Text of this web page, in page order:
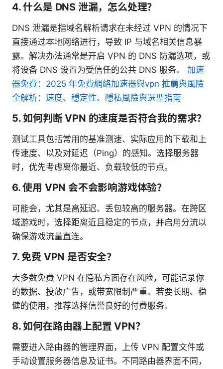
4. 什么是 DNS 泄漏，怎么处理？
DNS 泄漏是指域名解析请求在未经过 VPN 的情况下
直接通过本地网络进行，导致 IP 与域名相关信息暴
露。解决办法通常是开启 VPN 的 DNS 防漏选项，或
将设备 DNS 设置为受信任的公共 DNS 服务。 加速
器免費：2025 年免費網絡加速器與vpn 推薦與風險
全解析：速度、穩定性、隱私風險與選型指南
5. 如何判断 VPN 的速度是否符合我的需求？
测试工具包括常用的基准测速、实际应用的下载和上
传速度、以及对延迟（Ping）的感知。选择服务器
时，优先考虑离你最近、负载较低的节点。
6. 使用 VPN 会不会影响游戏体验？
可能会，尤其是高延迟、丢包较高的服务器。在跨区
域游戏时，选择距离近且稳定的节点，并启用分流以
确保游戏流量直连。
7. 免费 VPN 是否安全？
大多数免费 VPN 在隐私方面存在风险，可能记录你
的数据、投放广告，或带宽限制严重。若要长期、稳
健的使用，推荐选择信誉良好的付费服务。
8. 如何在路由器上配置 VPN？
需要进入路由器的管理界面，上传 VPN 配置文件或
手动设置服务器信息及证书。不同路由器界面不同，